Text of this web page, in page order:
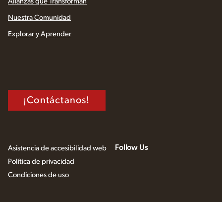
Nuestra Comunidad
Explorar y Aprender
¡Contáctanos!
Asistencia de accesibilidad web
Política de privacidad
Condiciones de uso
Follow Us